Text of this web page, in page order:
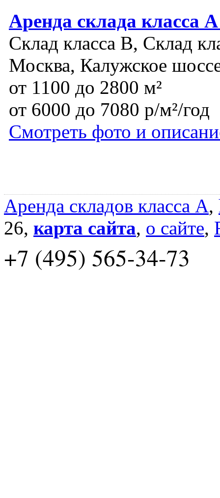
Аренда склада
Склад класса B, Склад
Москва, Калужское
от 1100 до 2800 м²
от 6000 до 7080 р/м²/год
Смотреть фото и
Аренда складов класса A,
26, карта сайта, о сайте,
+7 (495) 565-34-73